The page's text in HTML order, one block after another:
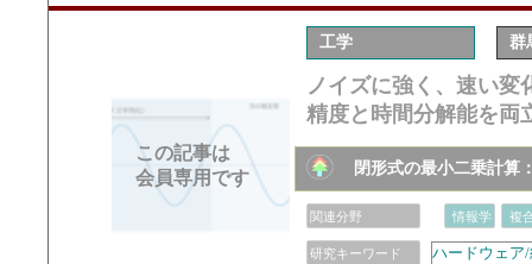
この記事は
会員専用です
工学 群
ノイズに強く、速い変
精度と時間分解能を両
閉形式の最小二乗計算
関連分野 情報学 複
研究キーワード
ハードウェア